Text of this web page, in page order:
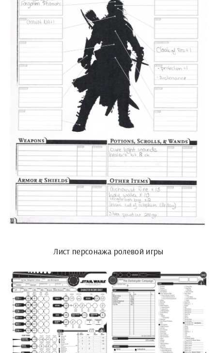
Лист персонажа ролевой игры